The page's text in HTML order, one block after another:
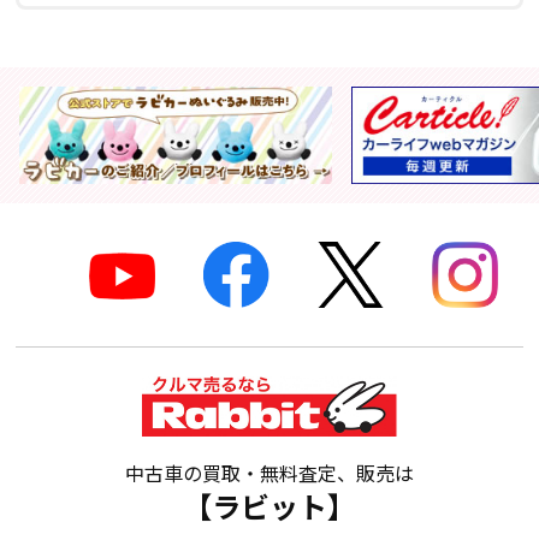
中古車の買取・無料査定、販売は
【ラビット】